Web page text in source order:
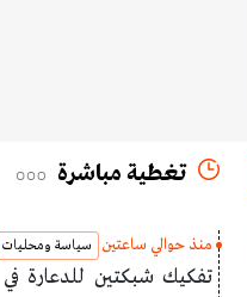
تغطية مباشرة
منذ حوالي ساعتين سياسة ومحليات
تفكيك شبكتين للدعارة